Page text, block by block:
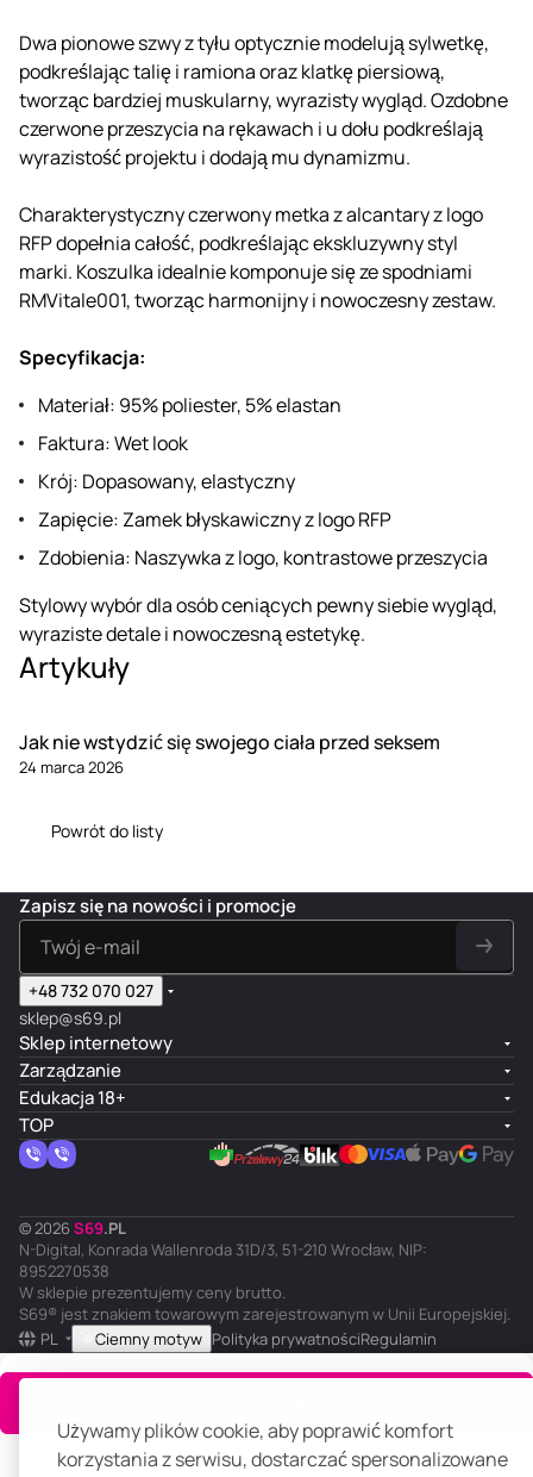
Używamy plików cookie, aby poprawić komfort
korzystania z serwisu, dostarczać spersonalizowane
Dwa pionowe szwy z tyłu optycznie modelują sylwetkę,
podkreślając talię i ramiona oraz klatkę piersiową,
tworząc bardziej muskularny, wyrazisty wygląd. Ozdobne
czerwone przeszycia na rękawach i u dołu podkreślają
wyrazistość projektu i dodają mu dynamizmu.
Charakterystyczny czerwony metka z alcantary z logo
RFP dopełnia całość, podkreślając ekskluzywny styl
marki. Koszulka idealnie komponuje się ze spodniami
RMVitale001, tworząc harmonijny i nowoczesny zestaw.
Specyfikacja:
Materiał: 95% poliester, 5% elastan
Faktura: Wet look
Krój: Dopasowany, elastyczny
Zapięcie: Zamek błyskawiczny z logo RFP
Zdobienia: Naszywka z logo, kontrastowe przeszycia
Stylowy wybór dla osób ceniących pewny siebie wygląd,
wyraziste detale i nowoczesną estetykę.
Artykuły
Jak nie wstydzić się swojego ciała przed seksem
24 marca 2026
Powrót do listy
Zapisz się na nowości i promocje
+48 732 070 027
sklep@s69.pl
Sklep internetowy
Zarządzanie
Edukacja 18+
TOP
© 2026 S69.PL
N-Digital, Konrada Wallenroda 31D/3, 51-210 Wrocław, NIP:
8952270538
W sklepie prezentujemy ceny brutto.
S69® jest znakiem towarowym zarejestrowanym w Unii Europejskiej.
PL
Ciemny motyw Polityka prywatnościRegulamin